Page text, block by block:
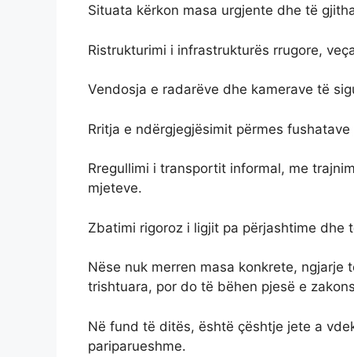
Situata kërkon masa urgjente dhe të
Ristrukturimi i infrastrukturës rrugore,
Vendosja e radarëve dhe kamerave të
Rritja e ndërgjegjësimit përmes
Rregullimi i transportit informal, me
mjeteve.
Zbatimi rigoroz i ligjit pa përjashtime dhe
Nëse nuk merren masa konkrete,
trishtuara, por do të bëhen pjesë e
Në fund të ditës, është çështje jete a
pariparueshme.